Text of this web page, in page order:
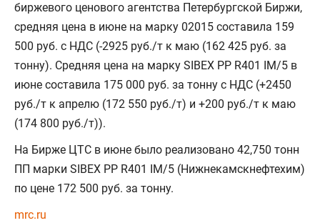
биржевого ценового агентства Петербургской Биржи,
средняя цена в июне на марку 02015 составила 159
500 руб. с НДС (-2925 руб./т к маю (162 425 руб. за
тонну). Средняя цена на марку SIBEX PP R401 IM/5 в
июне составила 175 000 руб. за тонну с НДС (+2450
руб./т к апрелю (172 550 руб./т) и +200 руб./т к маю
(174 800 руб./т)).
На Бирже ЦТС в июне было реализовано 42,750 тонн
ПП марки SIBEX PP R401 IM/5 (Нижнекамскнефтехим)
по цене 172 500 руб. за тонну.
mrc.ru